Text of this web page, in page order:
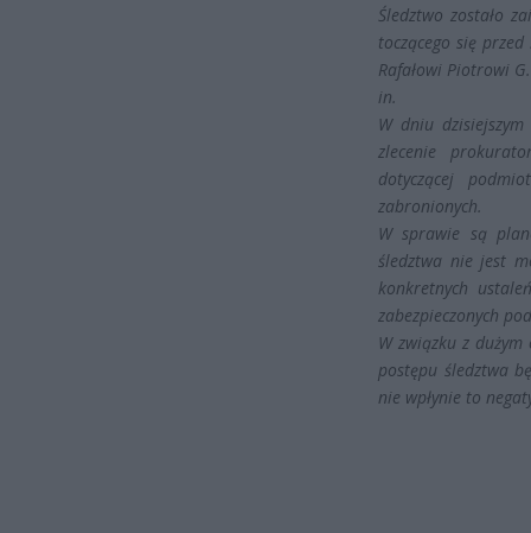
Śledztwo zostało
toczącego się
Rafałowi Piotrowi
in.
W dniu
zlecenie
dotyczącej
zabronionych.
W sprawie są
śledztwa nie jest
konkretnych
zabezpieczonych
W związku z
postępu śledztwa
nie wpłynie to